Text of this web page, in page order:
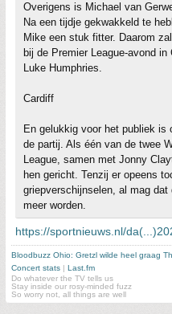
Overigens is Michael van
Na een tijdje gekwakkeld te
Mike een stuk fitter. Daarom
bij de Premier League-avond
Luke Humphries.
Cardiff
En gelukkig voor het publiek is
de partij. Als één van de twee
League, samen met Jonny
hen gericht. Tenzij er opeens
griepverschijnselen, al mag dat
meer worden.
https://sportnieuws.nl/
Bloodbuzz Ohio: Gretzl wilde heel graag
Concert stats | Last.fm
Do whatever the TV tells us
Stay inside our rosy-minded fuzz
So worry not, all things are well